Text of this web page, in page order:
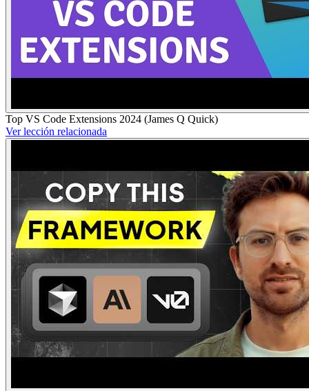
Top VS Code Extensions 2024 (James Q Quick)
Ver lección relacionada